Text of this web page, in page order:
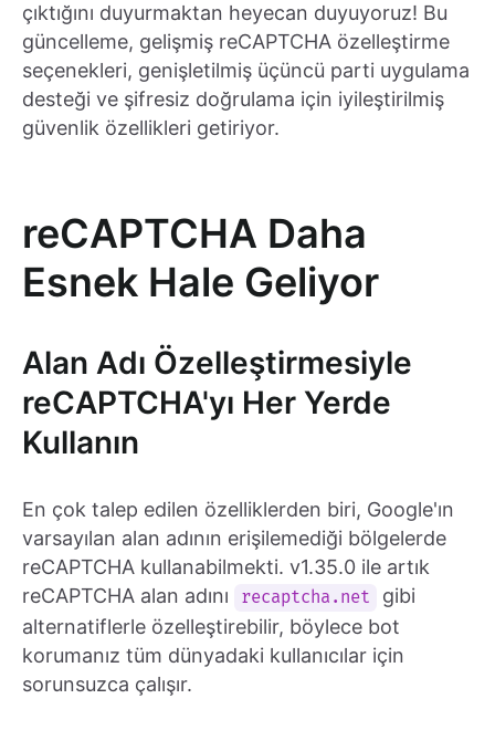
çıktığını duyurmaktan heyecan duyuyoruz! Bu
güncelleme, gelişmiş reCAPTCHA özelleştirme
seçenekleri, genişletilmiş üçüncü parti uygulama
desteği ve şifresiz doğrulama için iyileştirilmiş
güvenlik özellikleri getiriyor.
reCAPTCHA Daha
Esnek Hale Geliyor
Alan Adı Özelleştirmesiyle
reCAPTCHA'yı Her Yerde
Kullanın
En çok talep edilen özelliklerden biri, Google'ın
varsayılan alan adının erişilemediği bölgelerde
reCAPTCHA kullanabilmekti. v1.35.0 ile artık
reCAPTCHA alan adını
recaptcha.net
gibi
alternatiflerle özelleştirebilir, böylece bot
korumanız tüm dünyadaki kullanıcılar için
sorunsuzca çalışır.